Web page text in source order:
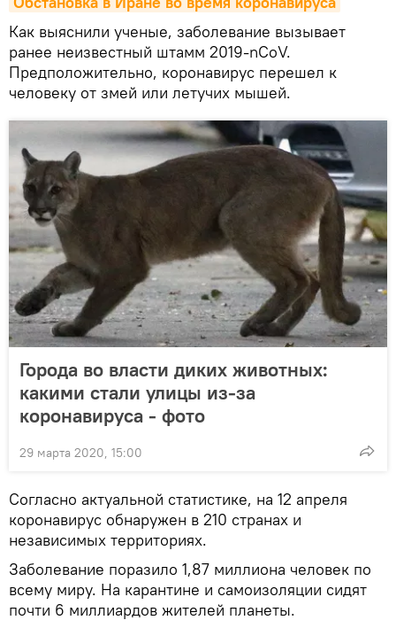
Как выяснили ученые, заболевание вызывает
ранее неизвестный штамм 2019-nCoV.
Предположительно, коронавирус перешел к
человеку от змей или летучих мышей.
Города во власти диких животных:
какими стали улицы из-за
коронавируса - фото
29 марта 2020, 15:00
Согласно актуальной статистике, на 12 апреля
коронавирус обнаружен в 210 странах и
независимых территориях.
Заболевание поразило 1,87 миллиона человек по
всему миру. На карантине и самоизоляции сидят
почти 6 миллиардов жителей планеты.